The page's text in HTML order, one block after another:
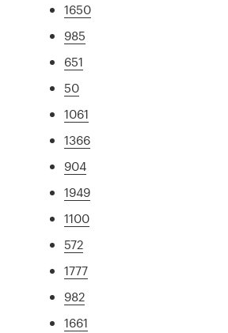
1650
985
651
50
1061
1366
904
1949
1100
572
1777
982
1661